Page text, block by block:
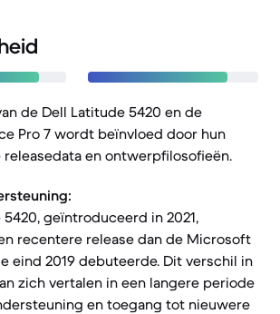
de Dell Latitude 5420 en de
Pro 7 wordt beïnvloed door hun
en ontwerpfilosofieën.
geïntroduceerd in 2021,
recentere release dan de Microsoft
eind 2019 debuteerde. Dit verschil in
zich vertalen in een langere periode
en toegang tot nieuwere